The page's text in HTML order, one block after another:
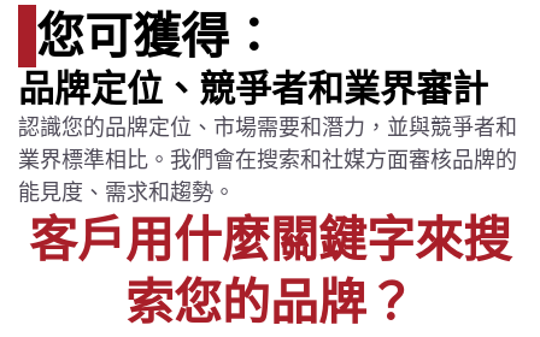
您可獲得：
品牌定位、競爭者和業界審計
認識您的品牌定位、市場需要和潛力，並與競爭者和
業界標準相比。我們會在搜索和社媒方面審核品牌的
能見度、需求和趨勢。
客戶用什麼關鍵字來搜
索您的品牌？